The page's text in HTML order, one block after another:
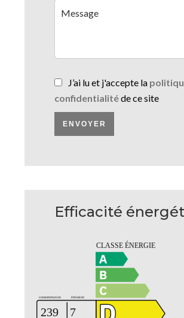
J’ai lu et j'accepte la
confidentialitéde ce site
ENVOYER
Efficacité